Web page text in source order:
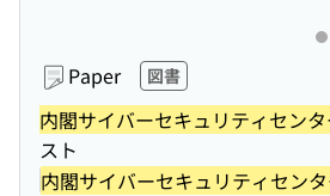
Paper 図書
内閣サイバーセキュリティセン
スト
内閣サイバーセキュリティセン